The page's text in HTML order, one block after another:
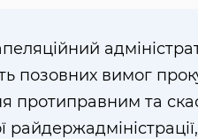
позовних вимог
протиправним та